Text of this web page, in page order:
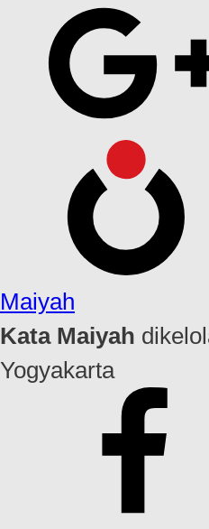
Maiyah
Kata Maiyah
Yogyakarta